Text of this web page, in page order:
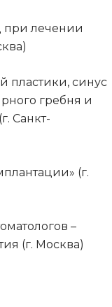
лечении
пластики, синус
гребня и
Санкт-
(г.
–
(г. Москва)